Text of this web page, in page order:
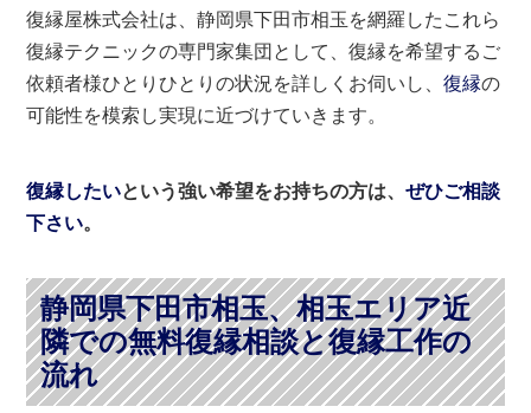
復縁屋株式会社は、静岡県下田市相玉を網羅したこれら
復縁テクニックの専門家集団として、復縁を希望するご
依頼者様ひとりひとりの状況を詳しくお伺いし、復縁の
可能性を模索し実現に近づけていきます。
復縁したいという強い希望をお持ちの方は、ぜひご相談
下さい。
静岡県下田市相玉、相玉エリア近
隣での無料復縁相談と復縁工作の
流れ